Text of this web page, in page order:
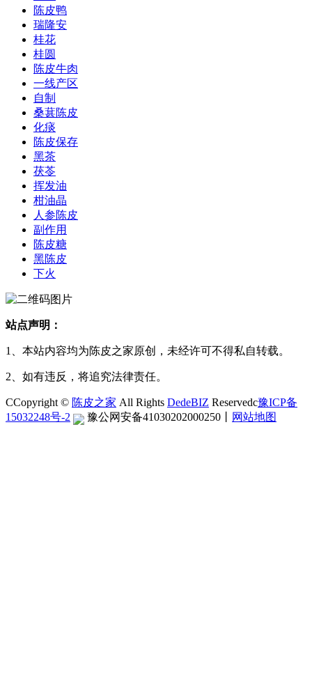
陈皮鸭
瑞隆安
桂花
桂圆
陈皮牛肉
一线产区
自制
桑葚陈皮
化痰
陈皮保存
黑茶
茯苓
挥发油
柑油晶
人参陈皮
副作用
陈皮糖
黑陈皮
下火
站点声明：
1、本站内容均为陈皮之家原创，未经许可不得私自转载。
2、如有违反，将追究法律责任。
CCopyright © 陈皮之家 All Rights DedeBIZ Reservedc豫ICP备
15032248号-2
豫公网安备41030202000250 网站地图